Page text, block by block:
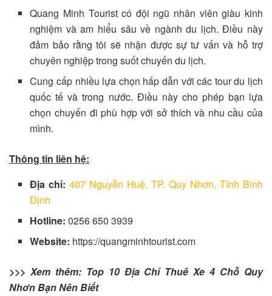
Quang Minh Tourist có đội ngũ nhân viên giàu kinh
nghiệm và am hiểu sâu về ngành du lịch. Điều này
đảm bảo rằng tôi sẽ nhận được sự tư vấn và hỗ trợ
chuyên nghiệp trong suốt chuyến du lịch.
Cung cấp nhiều lựa chọn hấp dẫn với các tour du lịch
quốc tế và trong nước. Điều này cho phép bạn lựa
chọn chuyến đi phù hợp với sở thích và nhu cầu của
mình.
Thông tin liên hệ:
Địa chỉ: 407 Nguyễn Huệ, TP. Quy Nhơn, Tỉnh Bình
Định
Hotline:0256 650 3939
Website: https://quangminhtourist.com
>>> Xem thêm: Top 10 Địa Chỉ Thuê Xe 4 Chỗ Quy
Nhơn Bạn Nên Biết